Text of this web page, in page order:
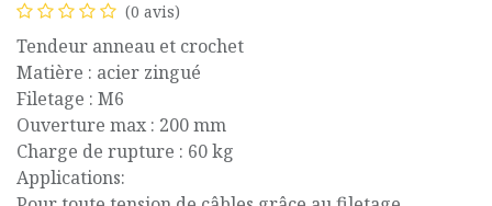
(0 avis)
Tendeur anneau et crochet
Matière : acier zingué
Filetage : M6
Ouverture max : 200 mm
Charge de rupture : 60 kg
Applications: